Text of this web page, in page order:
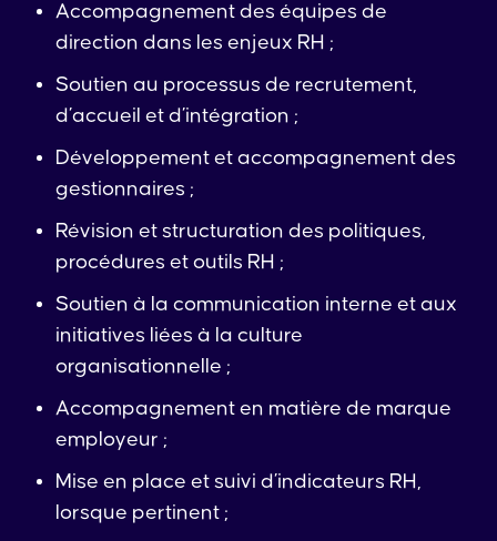
Accompagnement des équipes de
direction dans les enjeux RH ;
Soutien au processus de recrutement,
d’accueil et d’intégration ;
Développement et accompagnement des
gestionnaires ;
Révision et structuration des politiques,
procédures et outils RH ;
Soutien à la communication interne et aux
initiatives liées à la culture
organisationnelle ;
Accompagnement en matière de marque
employeur ;
Mise en place et suivi d’indicateurs RH,
lorsque pertinent ;